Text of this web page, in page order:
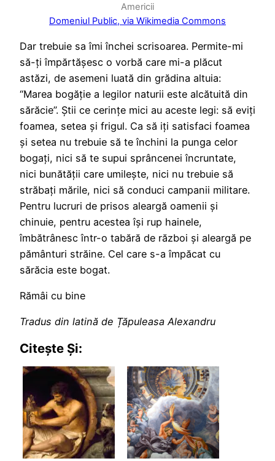
Americii
Domeniul Public, via Wikimedia Commons
Dar trebuie sa îmi închei scrisoarea. Permite-mi
să-ți împărtășesc o vorbă care mi-a plăcut
astăzi, de asemeni luată din grădina altuia:
“Marea bogăție a legilor naturii este alcătuită din
sărăcie”. Știi ce cerințe mici au aceste legi: să eviți
foamea, setea și frigul. Ca să iți satisfaci foamea
și setea nu trebuie să te închini la punga celor
bogați, nici să te supui sprâncenei încruntate,
nici bunătății care umilește, nici nu trebuie să
străbați mările, nici să conduci campanii militare.
Pentru lucruri de prisos aleargă oamenii și
chinuie, pentru acestea își rup hainele,
îmbătrânesc într-o tabără de război și aleargă pe
pământuri străine. Cel care s-a împăcat cu
sărăcia este bogat.
Rămâi cu bine
Tradus din latină de Țăpuleasa Alexandru
Citește Și: